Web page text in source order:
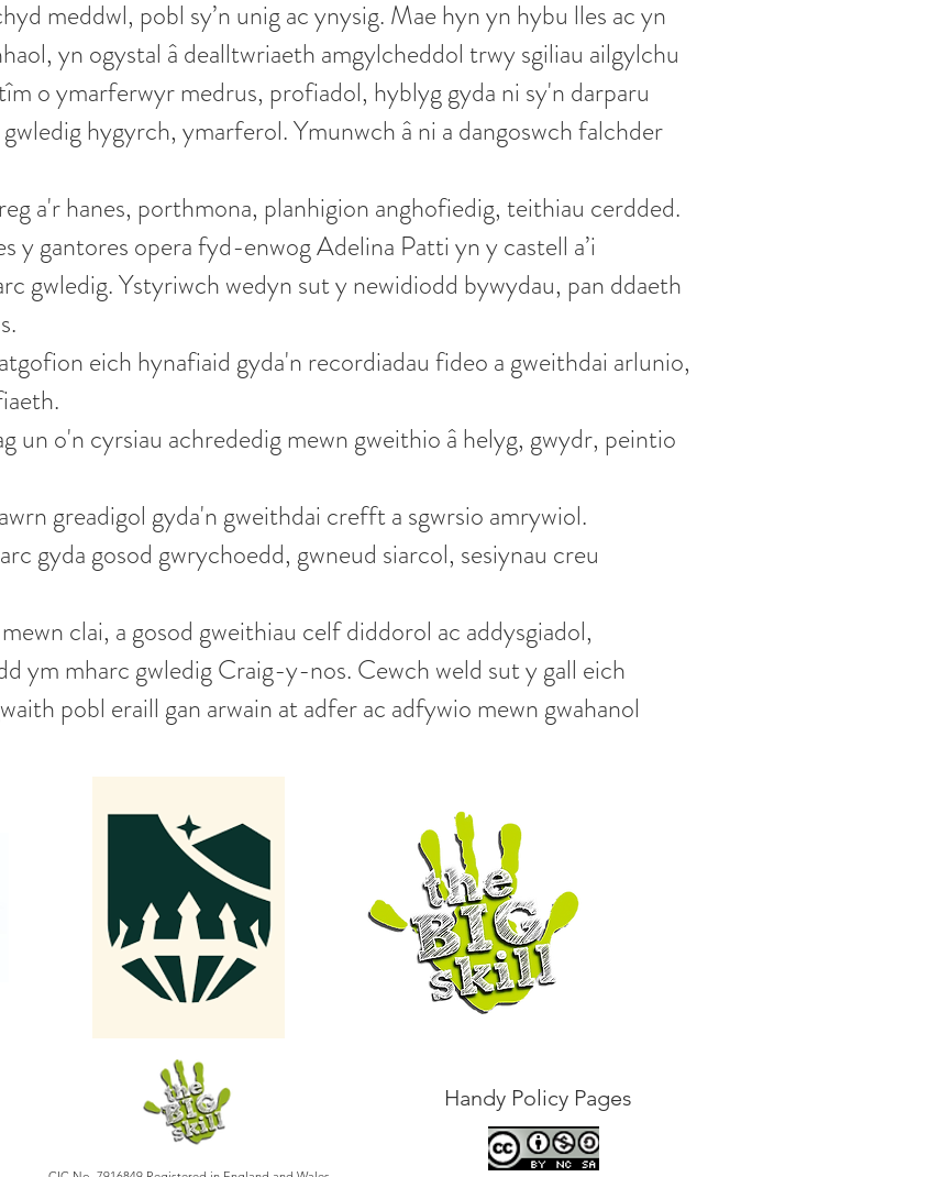
meddwl, pobl sy’n unig ac ynysig. Mae hyn yn hybu lles ac yn
yn ogystal â dealltwriaeth amgylcheddol trwy sgiliau ailgylchu
o ymarferwyr medrus, profiadol, hyblyg gyda ni sy'n darparu
hygyrch, ymarferol. Ymunwch â ni a dangoswch falchder
a'r hanes, porthmona, planhigion anghofiedig, teithiau cerdded.
y gantores opera fyd-enwog Adelina Patti yn y castell a’i
gwledig. Ystyriwch wedyn sut y newidiodd bywydau, pan ddaeth
eich hynafiaid gyda'n recordiadau fideo a gweithdai arlunio,
un o'n cyrsiau achrededig mewn gweithio â helyg, gwydr, peintio
greadigol gyda'n gweithdai crefft a sgwrsio amrywiol.
gyda gosod gwrychoedd, gwneud siarcol, sesiynau creu
clai, a gosod gweithiau celf diddorol ac addysgiadol,
ym mharc gwledig Craig-y-nos. Cewch weld sut y gall eich
pobl eraill gan arwain at adfer ac adfywio mewn gwahanol
Handy Policy Pages